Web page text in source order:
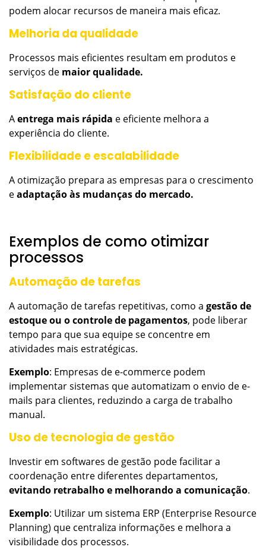
podem alocar recursos de maneira mais eficaz.
Melhoria da qualidade
Processos mais eficientes resultam em produtos e
serviços de maior qualidade.
Satisfação do cliente
Aentrega mais rápida e eficiente melhora a
experiência do cliente.
Flexibilidade e escalabilidade
A otimização prepara as empresas para o crescimento
eadaptação às mudanças do mercado.
Exemplos de como otimizar
processos
Automação de tarefas
A automação de tarefas repetitivas, como a gestão de
estoque ou o controle de pagamentos, pode liberar
tempo para que sua equipe se concentre em
atividades mais estratégicas.
Exemplo: Empresas de e-commerce podem
implementar sistemas que automatizam o envio de e-
mails para clientes, reduzindo a carga de trabalho
manual.
Uso de tecnologia de gestão
Investir em softwares de gestão pode facilitar a
coordenação entre diferentes departamentos,
evitando retrabalho e melhorando a comunicação.
Exemplo: Utilizar um sistema ERP (Enterprise Resource
Planning) que centraliza informações e melhora a
visibilidade dos processos.